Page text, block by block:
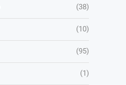
(38)
(10)
(95)
(1)